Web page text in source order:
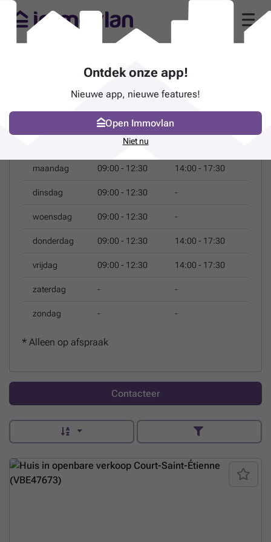
(1348 Louvain-la-Neuve)
Rue de Clairvaux 40 - 1348 Louvain-la-
Neuve
OPENINGSUREN VALERIE MASSON, NOTAIRE
maandag 09:00 - 12:30 14:00 - 17:30
dinsdag 09:00 - 12:30 -
woensdag 09:00 - 12:30 -
donderdag 09:00 - 12:30 14:00 - 17:30
vrijdag 09:00 - 12:30 14:00 - 17:30
zaterdag - -
zondag - -
* Alleen op afspraak
Contacteer
Ontdek onze app!
Nieuwe app, nieuwe features!
Open Immovlan
Niet nu